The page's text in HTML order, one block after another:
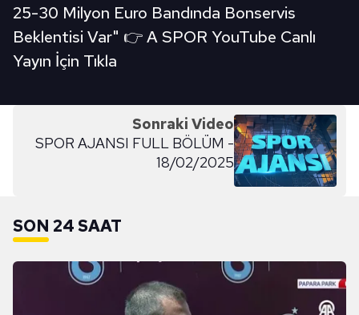
25-30 Milyon Euro Bandında Bonservis
Beklentisi Var" 👉 A SPOR YouTube Canlı
Yayın İçin Tıkla
Sonraki Video
SPOR AJANSI FULL BÖLÜM -
18/02/2025
SON 24 SAAT